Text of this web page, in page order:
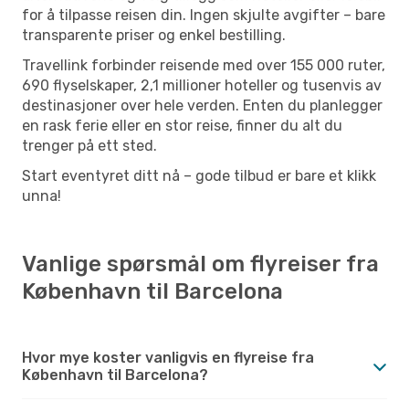
for å tilpasse reisen din. Ingen skjulte avgifter – bare
transparente priser og enkel bestilling.
Travellink forbinder reisende med over 155 000 ruter,
690 flyselskaper, 2,1 millioner hoteller og tusenvis av
destinasjoner over hele verden. Enten du planlegger
en rask ferie eller en stor reise, finner du alt du
trenger på ett sted.
Start eventyret ditt nå – gode tilbud er bare et klikk
unna!
Vanlige spørsmål om flyreiser fra
København til Barcelona
Hvor mye koster vanligvis en flyreise fra
København til Barcelona?